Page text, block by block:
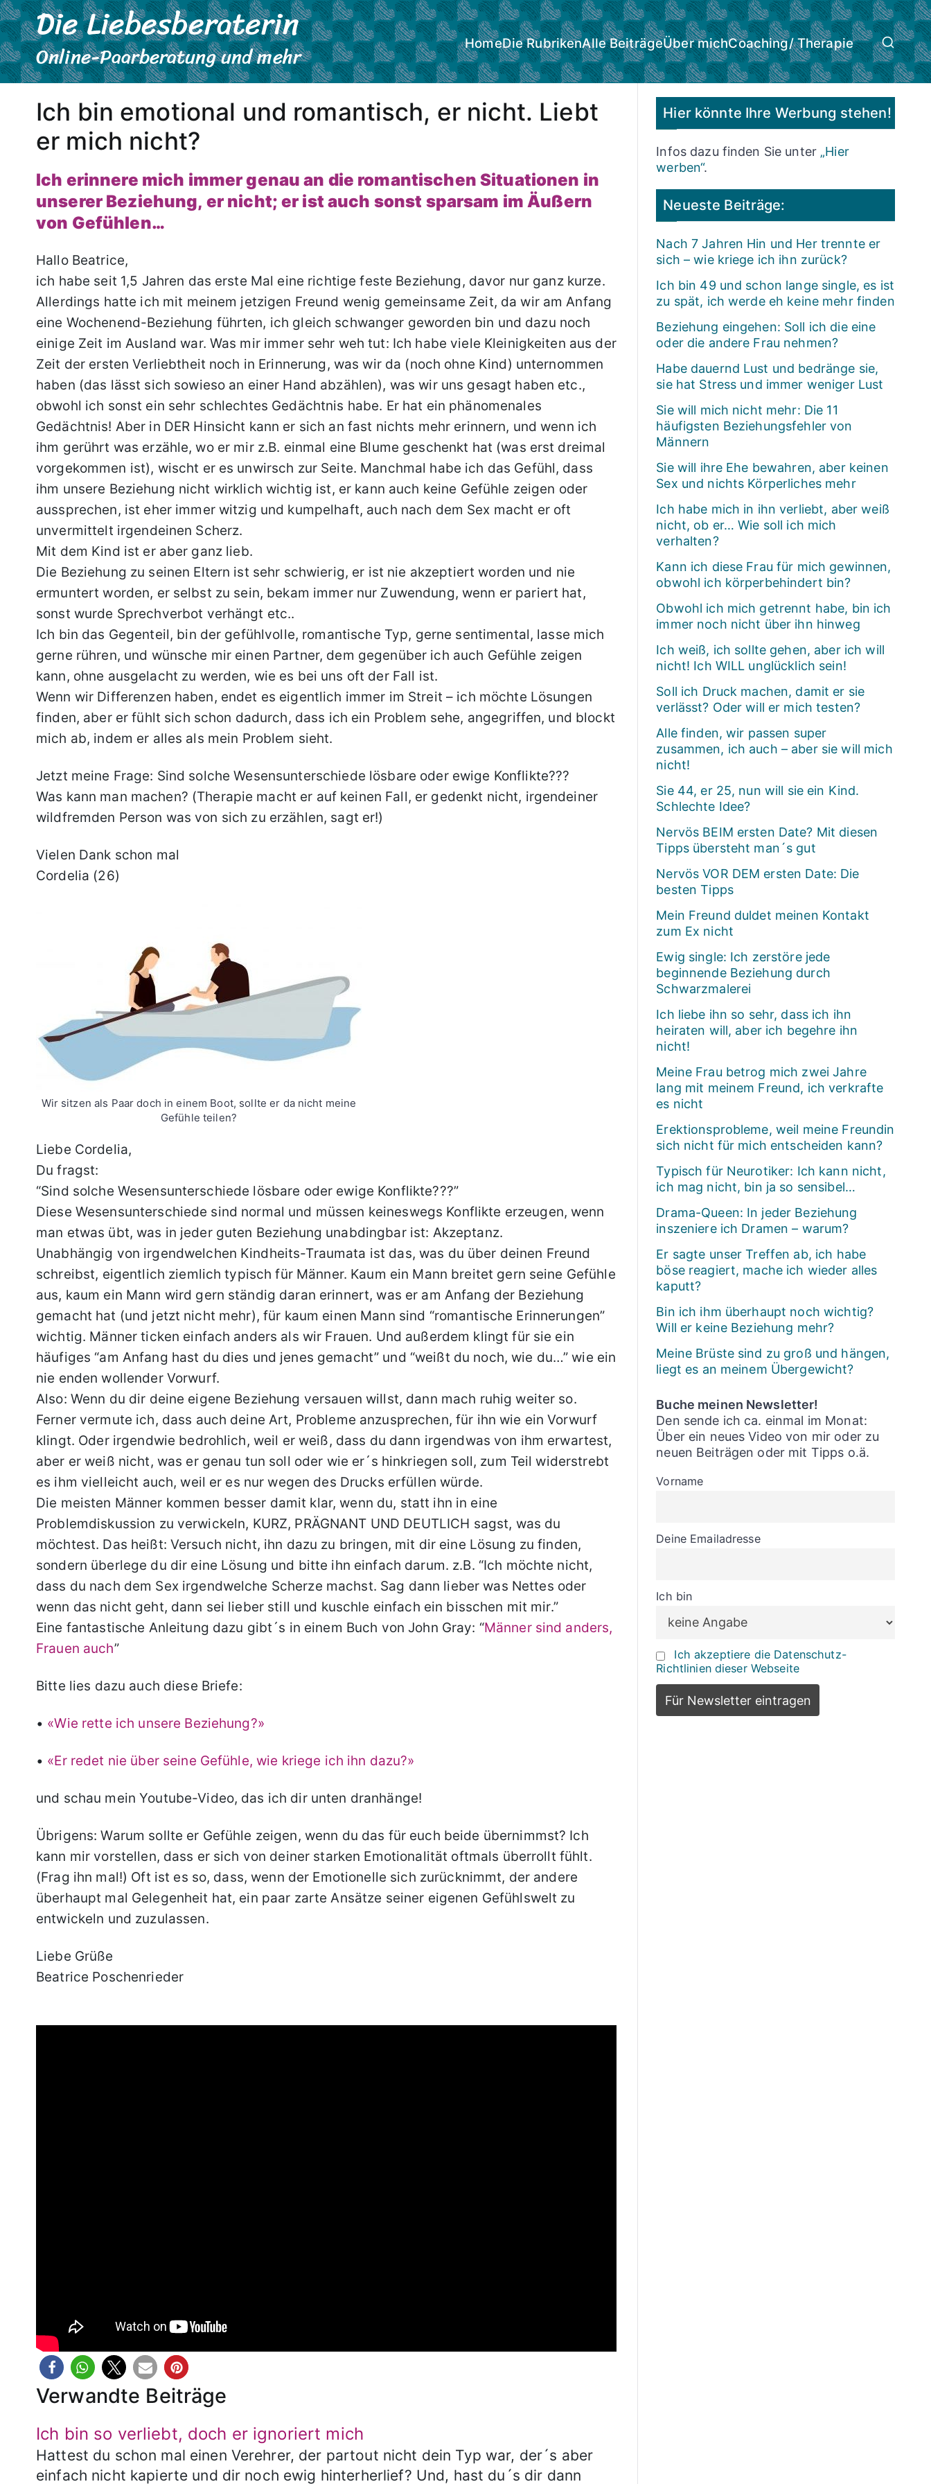
Zum
Inhalt
springenDie Liebesberaterin
Online-Paarberatung und mehr HomeDie RubrikenAlle BeiträgeÜber michCoaching/ Therapie
Ich bin emotional und romantisch, er nicht. Liebt
er mich nicht?
Ich erinnere mich immer genau an die romantischen Situationen in
unserer Beziehung, er nicht; er ist auch sonst sparsam im Äußern
von Gefühlen…
Hallo Beatrice,
ich habe seit 1,5 Jahren das erste Mal eine richtige feste Beziehung, davor nur ganz kurze.
Allerdings hatte ich mit meinem jetzigen Freund wenig gemeinsame Zeit, da wir am Anfang
eine Wochenend-Beziehung führten, ich gleich schwanger geworden bin und dazu noch
einige Zeit im Ausland war. Was mir immer sehr weh tut: Ich habe viele Kleinigkeiten aus der
Zeit der ersten Verliebtheit noch in Erinnerung, was wir da (noch ohne Kind) unternommen
haben (das lässt sich sowieso an einer Hand abzählen), was wir uns gesagt haben etc.,
obwohl ich sonst ein sehr schlechtes Gedächtnis habe. Er hat ein phänomenales
Gedächtnis! Aber in DER Hinsicht kann er sich an fast nichts mehr erinnern, und wenn ich
ihm gerührt was erzähle, wo er mir z.B. einmal eine Blume geschenkt hat (was erst dreimal
vorgekommen ist), wischt er es unwirsch zur Seite. Manchmal habe ich das Gefühl, dass
ihm unsere Beziehung nicht wirklich wichtig ist, er kann auch keine Gefühle zeigen oder
aussprechen, ist eher immer witzig und kumpelhaft, auch nach dem Sex macht er oft
unvermittelt irgendeinen Scherz.
Mit dem Kind ist er aber ganz lieb.
Die Beziehung zu seinen Eltern ist sehr schwierig, er ist nie akzeptiert worden und nie
ermuntert worden, er selbst zu sein, bekam immer nur Zuwendung, wenn er pariert hat,
sonst wurde Sprechverbot verhängt etc..
Ich bin das Gegenteil, bin der gefühlvolle, romantische Typ, gerne sentimental, lasse mich
gerne rühren, und wünsche mir einen Partner, dem gegenüber ich auch Gefühle zeigen
kann, ohne ausgelacht zu werden, wie es bei uns oft der Fall ist.
Wenn wir Differenzen haben, endet es eigentlich immer im Streit – ich möchte Lösungen
finden, aber er fühlt sich schon dadurch, dass ich ein Problem sehe, angegriffen, und blockt
mich ab, indem er alles als mein Problem sieht.
Jetzt meine Frage: Sind solche Wesensunterschiede lösbare oder ewige Konflikte???
Was kann man machen? (Therapie macht er auf keinen Fall, er gedenkt nicht, irgendeiner
wildfremden Person was von sich zu erzählen, sagt er!)
Vielen Dank schon mal
Cordelia (26)
Wir sitzen als Paar doch in einem Boot, sollte er da nicht meine
Gefühle teilen?
Liebe Cordelia,
Du fragst:
“Sind solche Wesensunterschiede lösbare oder ewige Konflikte???”
Diese Wesensunterschiede sind normal und müssen keineswegs Konflikte erzeugen, wenn
man etwas übt, was in jeder guten Beziehung unabdingbar ist: Akzeptanz.
Unabhängig von irgendwelchen Kindheits-Traumata ist das, was du über deinen Freund
schreibst, eigentlich ziemlich typisch für Männer. Kaum ein Mann breitet gern seine Gefühle
aus, kaum ein Mann wird gern ständig daran erinnert, was er am Anfang der Beziehung
gemacht hat (und jetzt nicht mehr), für kaum einen Mann sind “romantische Erinnerungen”
wichtig. Männer ticken einfach anders als wir Frauen. Und außerdem klingt für sie ein
häufiges “am Anfang hast du dies und jenes gemacht” und “weißt du noch, wie du…” wie ein
nie enden wollender Vorwurf.
Also: Wenn du dir deine eigene Beziehung versauen willst, dann mach ruhig weiter so.
Ferner vermute ich, dass auch deine Art, Probleme anzusprechen, für ihn wie ein Vorwurf
klingt. Oder irgendwie bedrohlich, weil er weiß, dass du dann irgendwas von ihm erwartest,
aber er weiß nicht, was er genau tun soll oder wie er´s hinkriegen soll, zum Teil widerstrebt
es ihm vielleicht auch, weil er es nur wegen des Drucks erfüllen würde.
Die meisten Männer kommen besser damit klar, wenn du, statt ihn in eine
Problemdiskussion zu verwickeln, KURZ, PRÄGNANT UND DEUTLICH sagst, was du
möchtest. Das heißt: Versuch nicht, ihn dazu zu bringen, mit dir eine Lösung zu finden,
sondern überlege du dir eine Lösung und bitte ihn einfach darum. z.B. “Ich möchte nicht,
dass du nach dem Sex irgendwelche Scherze machst. Sag dann lieber was Nettes oder
wenn das nicht geht, dann sei lieber still und kuschle einfach ein bisschen mit mir.”
Eine fantastische Anleitung dazu gibt´s in einem Buch von John Gray: “Männer sind anders,
Frauen auch”
Bitte lies dazu auch diese Briefe:
• «Wie rette ich unsere Beziehung?»
• «Er redet nie über seine Gefühle, wie kriege ich ihn dazu?»
und schau mein Youtube-Video, das ich dir unten dranhänge!
Übrigens: Warum sollte er Gefühle zeigen, wenn du das für euch beide übernimmst? Ich
kann mir vorstellen, dass er sich von deiner starken Emotionalität oftmals überrollt fühlt.
(Frag ihn mal!) Oft ist es so, dass, wenn der Emotionelle sich zurücknimmt, der andere
überhaupt mal Gelegenheit hat, ein paar zarte Ansätze seiner eigenen Gefühlswelt zu
entwickeln und zuzulassen.
Liebe Grüße
Beatrice Poschenrieder
Verwandte Beiträge
Ich bin so verliebt, doch er ignoriert mich
Hattest du schon mal einen Verehrer, der partout nicht dein Typ war, der´s aber
einfach nicht kapierte und dir noch ewig hinterherlief? Und, hast du´s dir dann
Hier könnte Ihre Werbung stehen!
Infos dazu finden Sie unter „Hier
werben“.
Neueste Beiträge:
Nach 7 Jahren Hin und Her trennte er
sich – wie kriege ich ihn zurück?
Ich bin 49 und schon lange single, es ist
zu spät, ich werde eh keine mehr finden
Beziehung eingehen: Soll ich die eine
oder die andere Frau nehmen?
Habe dauernd Lust und bedränge sie,
sie hat Stress und immer weniger Lust
Sie will mich nicht mehr: Die 11
häufigsten Beziehungsfehler von
Männern
Sie will ihre Ehe bewahren, aber keinen
Sex und nichts Körperliches mehr
Ich habe mich in ihn verliebt, aber weiß
nicht, ob er… Wie soll ich mich
verhalten?
Kann ich diese Frau für mich gewinnen,
obwohl ich körperbehindert bin?
Obwohl ich mich getrennt habe, bin ich
immer noch nicht über ihn hinweg
Ich weiß, ich sollte gehen, aber ich will
nicht! Ich WILL unglücklich sein!
Soll ich Druck machen, damit er sie
verlässt? Oder will er mich testen?
Alle finden, wir passen super
zusammen, ich auch – aber sie will mich
nicht!
Sie 44, er 25, nun will sie ein Kind.
Schlechte Idee?
Nervös BEIM ersten Date? Mit diesen
Tipps übersteht man´s gut
Nervös VOR DEM ersten Date: Die
besten Tipps
Mein Freund duldet meinen Kontakt
zum Ex nicht
Ewig single: Ich zerstöre jede
beginnende Beziehung durch
Schwarzmalerei
Ich liebe ihn so sehr, dass ich ihn
heiraten will, aber ich begehre ihn
nicht!
Meine Frau betrog mich zwei Jahre
lang mit meinem Freund, ich verkrafte
es nicht
Erektionsprobleme, weil meine Freundin
sich nicht für mich entscheiden kann?
Typisch für Neurotiker: Ich kann nicht,
ich mag nicht, bin ja so sensibel…
Drama-Queen: In jeder Beziehung
inszeniere ich Dramen – warum?
Er sagte unser Treffen ab, ich habe
böse reagiert, mache ich wieder alles
kaputt?
Bin ich ihm überhaupt noch wichtig?
Will er keine Beziehung mehr?
Meine Brüste sind zu groß und hängen,
liegt es an meinem Übergewicht?
Buche meinen Newsletter!
Den sende ich ca. einmal im Monat:
Über ein neues Video von mir oder zu
neuen Beiträgen oder mit Tipps o.ä.
Vorname
Deine Emailadresse
Ich bin
Ich akzeptiere die Datenschutz-
Richtlinien dieser Webseite